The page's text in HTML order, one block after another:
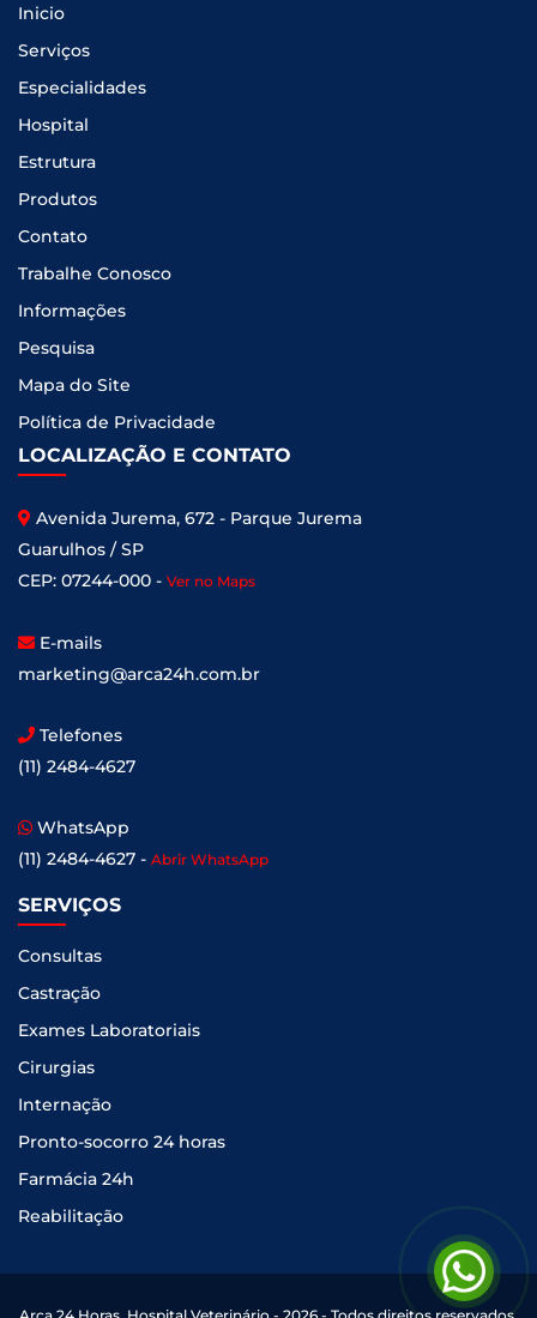
Inicio
Serviços
Especialidades
Hospital
Estrutura
Produtos
Contato
Trabalhe Conosco
Informações
Pesquisa
Mapa do Site
Política de Privacidade
LOCALIZAÇÃO E CONTATO
Avenida Jurema, 672 - Parque Jurema
Guarulhos / SP
CEP: 07244-000 - Ver no Maps
E-mails
marketing@arca24h.com.br
Telefones
(11) 2484-4627
WhatsApp
(11) 2484-4627 - Abrir WhatsApp
SERVIÇOS
Consultas
Castração
Exames Laboratoriais
Cirurgias
Internação
Pronto-socorro 24 horas
Farmácia 24h
Reabilitação